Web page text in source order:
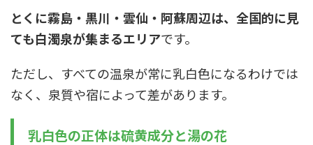
とくに霧島・黒川・雲仙・阿蘇周辺は、全国的に見
ても白濁泉が集まるエリアです。
ただし、すべての温泉が常に乳白色になるわけでは
なく、泉質や宿によって差があります。
乳白色の正体は硫黄成分と湯の花